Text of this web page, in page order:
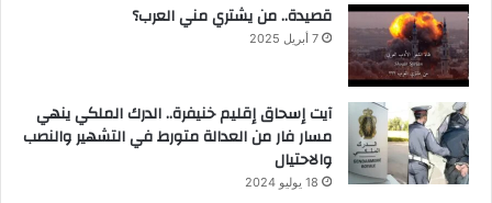
قصيدة.. من يشتري مني العرب؟
7 أبريل 2025
آيت إسحاق إقليم خنيفرة.. الدرك الملكي ينهي
مسار فار من العدالة متورط في التشهير والنصب
والاحتيال
18 يوليو 2024